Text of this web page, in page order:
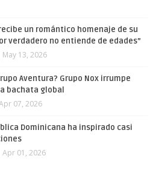
un romántico homenaje de su
verdadero no entiende de edades”
May 13, 2026
Aventura? Grupo Nox irrumpe
bachata global
07, 2026
Dominicana ha inspirado casi
Apr 01, 2026